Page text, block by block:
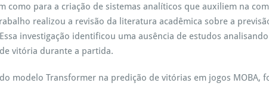
como para a criação de sistemas analíticos que auxiliem na
realizou a revisão da literatura acadêmica sobre a
investigação identificou uma ausência de estudos
vitória durante a partida.
modelo Transformer na predição de vitórias em jogos MOBA,